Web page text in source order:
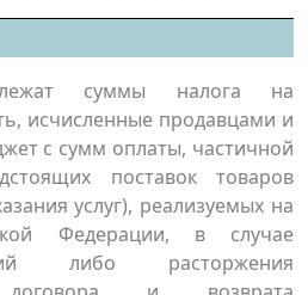
суммы налога на
исчисленные продавцами и
с сумм оплаты, частичной
поставок товаров
услуг), реализуемых на
Федерации, в случае
либо расторжения